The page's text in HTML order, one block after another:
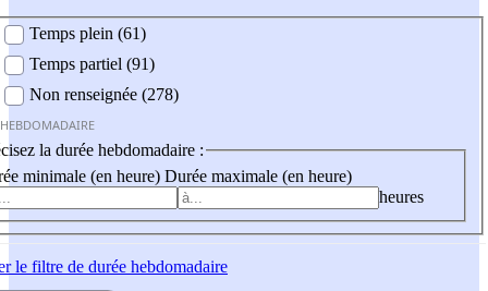
Temps plein (61)
Temps partiel (91)
Non renseignée (278)
la durée hebdomadaire :
minimale (en heure) Durée maximale (en heure)
heures
le filtre de durée hebdomadaire